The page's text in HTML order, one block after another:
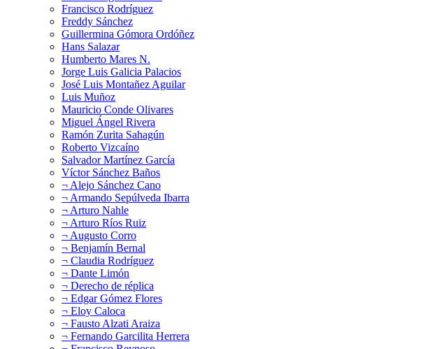
Francisco Rodríguez
Freddy Sánchez
Guillermina Gómora Ordóñez
Hans Salazar
Humberto Mares N.
Jorge Luis Galicia Palacios
José Luis Montañez Aguilar
Luis Muñoz
Mauricio Conde Olivares
Miguel Ángel Rivera
Ramón Zurita Sahagún
Roberto Vizcaíno
Salvador Martínez García
Víctor Sánchez Baños
¬ Alejo Sánchez Cano
¬ Armando Sepúlveda Ibarra
¬ Arturo Nahle
¬ Arturo Ríos Ruiz
¬ Augusto Corro
¬ Benjamín Bernal
¬ Claudia Rodríguez
¬ Dante Limón
¬ Derecho de réplica
¬ Edgar Gómez Flores
¬ Eloy Caloca
¬ Fausto Alzati Araiza
¬ Fernando Garcilita Herrera